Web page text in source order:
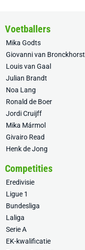
Voetballers
Mika Godts
Giovanni van Bronckhorst
Louis van Gaal
Julian Brandt
Noa Lang
Ronald de Boer
Jordi Cruijff
Mika Mármol
Givairo Read
Henk de Jong
Competities
Eredivisie
Ligue 1
Bundesliga
Laliga
Serie A
EK-kwalificatie